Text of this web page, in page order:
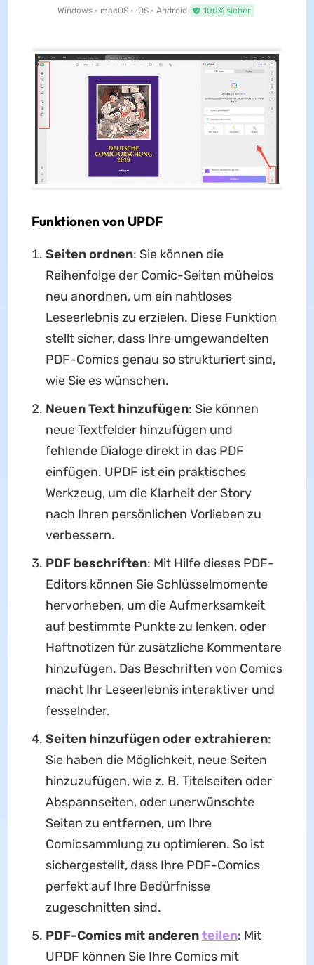
Windows • macOS • iOS • Android 100% sicher
Funktionen von UPDF
Seiten ordnen: Sie können die
Reihenfolge der Comic-Seiten mühelos
neu anordnen, um ein nahtloses
Leseerlebnis zu erzielen. Diese Funktion
stellt sicher, dass Ihre umgewandelten
PDF-Comics genau so strukturiert sind,
wie Sie es wünschen.
Neuen Text hinzufügen: Sie können
neue Textfelder hinzufügen und
fehlende Dialoge direkt in das PDF
einfügen. UPDF ist ein praktisches
Werkzeug, um die Klarheit der Story
nach Ihren persönlichen Vorlieben zu
verbessern.
PDF beschriften: Mit Hilfe dieses PDF-
Editors können Sie Schlüsselmomente
hervorheben, um die Aufmerksamkeit
auf bestimmte Punkte zu lenken, oder
Haftnotizen für zusätzliche Kommentare
hinzufügen. Das Beschriften von Comics
macht Ihr Leseerlebnis interaktiver und
fesselnder.
Seiten hinzufügen oder extrahieren:
Sie haben die Möglichkeit, neue Seiten
hinzuzufügen, wie z. B. Titelseiten oder
Abspannseiten, oder unerwünschte
Seiten zu entfernen, um Ihre
Comicsammlung zu optimieren. So ist
sichergestellt, dass Ihre PDF-Comics
perfekt auf Ihre Bedürfnisse
zugeschnitten sind.
PDF-Comics mit anderenteilen: Mit
UPDF können Sie Ihre Comics mit